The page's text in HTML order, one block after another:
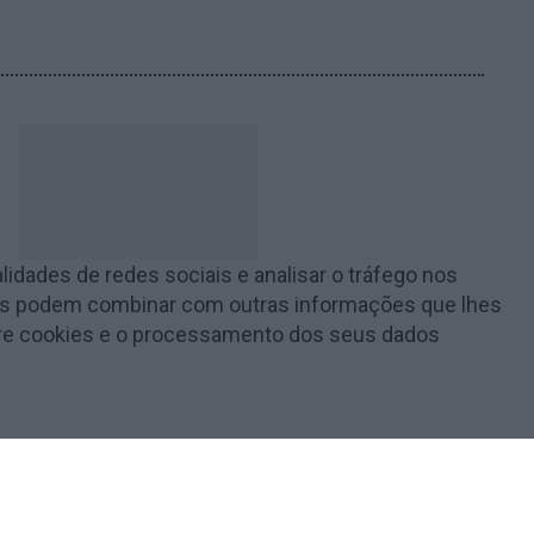
de redes sociais e analisar o tráfego nos
podem combinar com outras informações que lhes
cookies e o processamento dos seus dados